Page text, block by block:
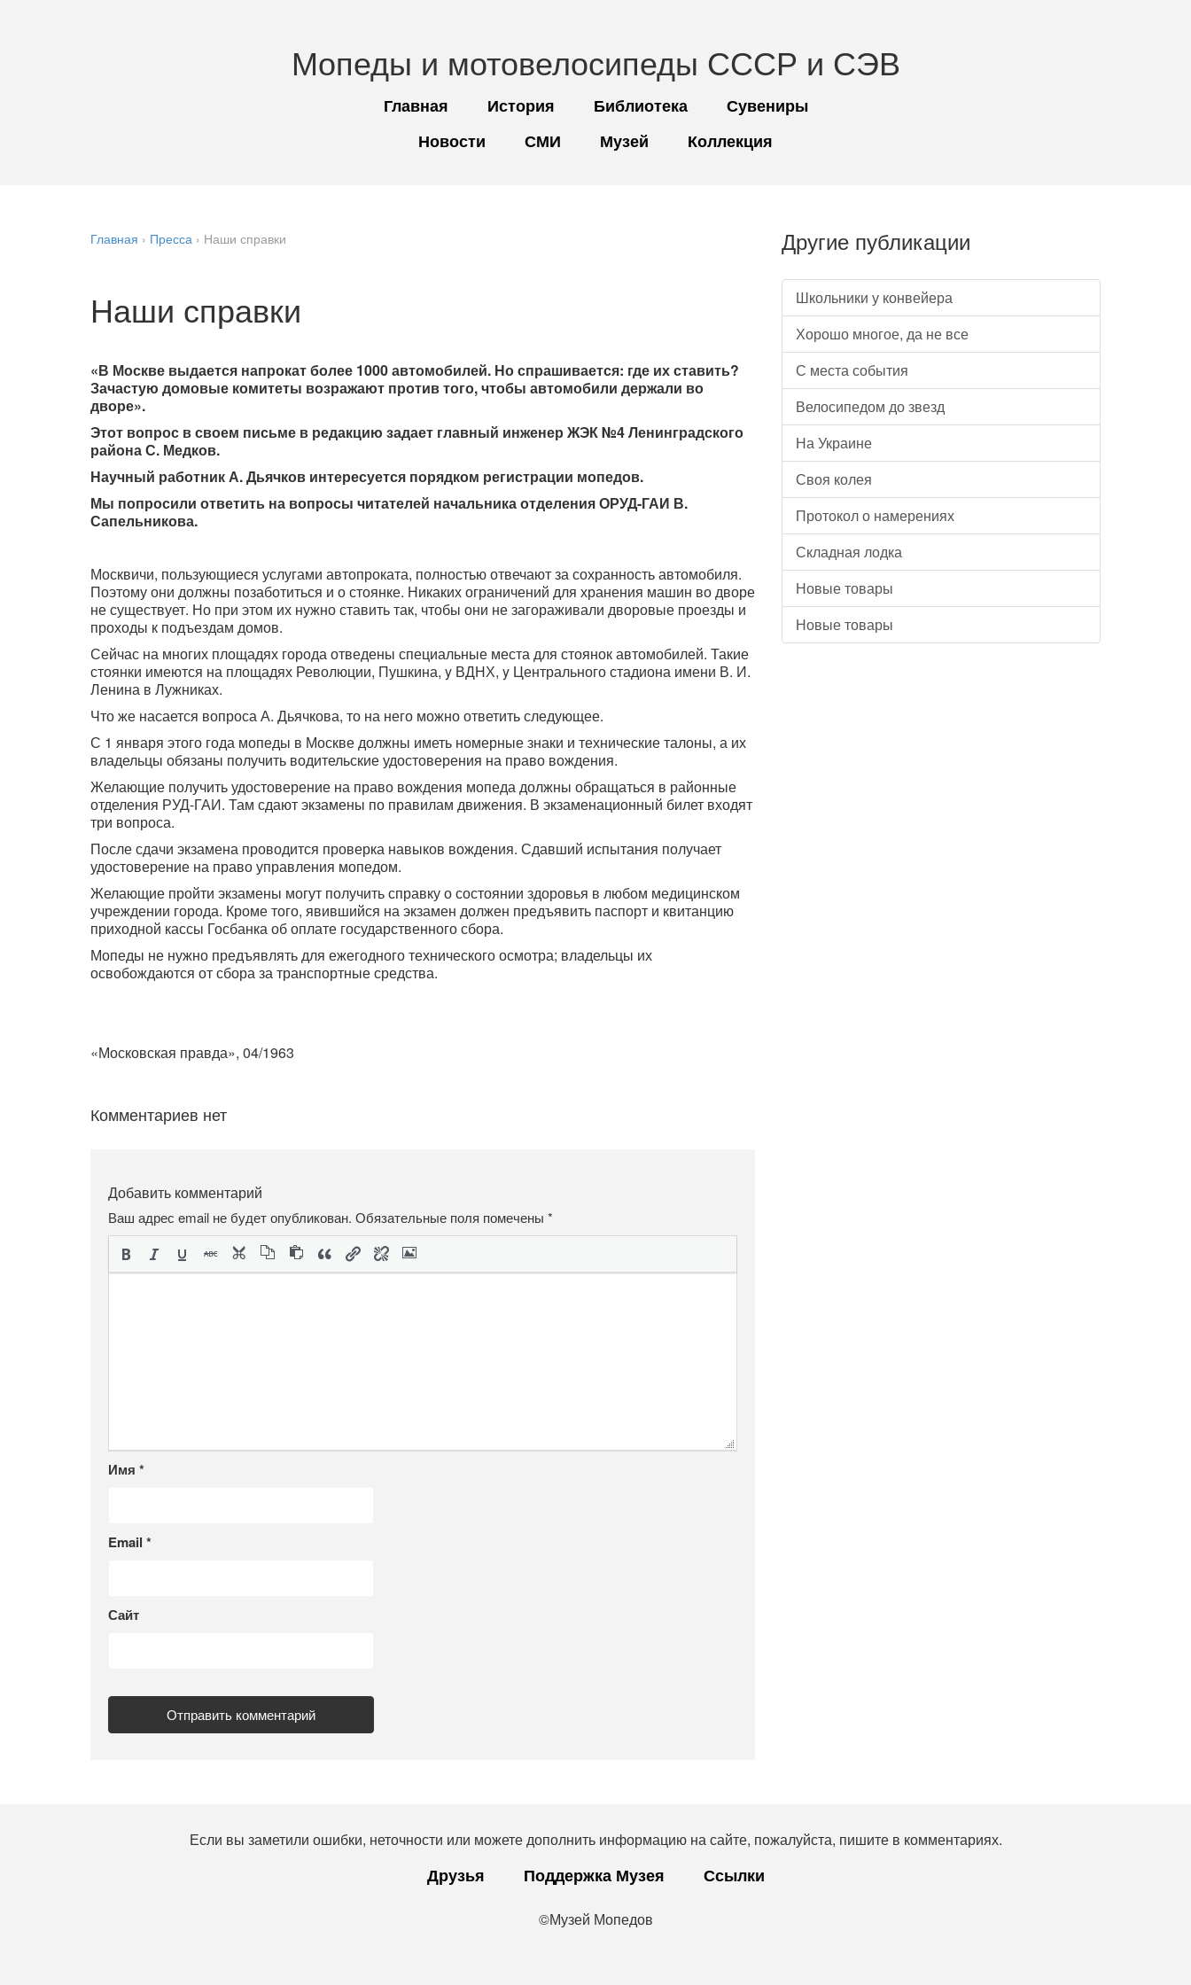
Мопеды и мотовелосипеды СССР и СЭВ
Главная История Библиотека
Сувениры
Новости
СМИ Музей Коллекция
Главная › Пресса › Наши справки
Наши справки
«В Москве выдается напрокат более 1000 автомобилей. Но спрашивается: где их ставить?
Зачастую домовые комитеты возражают против того, чтобы автомобили держали во
дворе».
Этот вопрос в своем письме в редакцию задает главный инженер ЖЭК №4 Ленинградского
района С. Медков.
Научный работник А. Дьячков интересуется порядком регистрации мопедов.
Мы попросили ответить на вопросы читателей начальника отделения ОРУД-ГАИ В.
Сапельникова.
Москвичи, пользующиеся услугами автопроката, полностью отвечают за сохранность автомобиля.
Поэтому они должны позаботиться и о стоянке. Никаких ограничений для хранения машин во дворе
не существует. Но при этом их нужно ставить так, чтобы они не загораживали дворовые проезды и
проходы к подъездам домов.
Сейчас на многих площадях города отведены специальные места для стоянок автомобилей. Такие
стоянки имеются на площадях Революции, Пушкина, y ВДНХ, y Центрального стадиона имени В. И.
Ленина в Лужниках.
Что же насается вопроса А. Дьячкова, то на него можно ответить следующее.
С 1 января этого года мопеды в Москве должны иметь номерные знаки и технические талоны, а их
владельцы обязаны получить водительские удостоверения на право вождения.
Желающие получить удостоверение на право вождения мопеда должны обращаться в районные
отделения РУД-ГАИ. Там сдают экзамены по правилам движения. В экзаменационный билет входят
три вопроса.
После сдачи экзамена проводится проверка навыков вождения. Сдавший испытания получает
удостоверение на право управления мопедом.
Желающие пройти экзамены могут получить справку о состоянии здоровья в любом медицинском
учреждении города. Кроме того, явившийся на экзамен должен предъявить паспорт и квитанцию
приходной кассы Госбанка об оплате государственного сбора.
Мопеды не нужно предъявлять для ежегодного технического осмотра; владельцы их
освобождаются от сбора за транспортные средства.
«Московская правда», 04/1963
Комментариев нет
Добавить комментарий
Ваш адрес email не будет опубликован. Обязательные поля помечены *
Имя *
Email *
Сайт
Другие публикации
Школьники у конвейера
Хорошо многое, да не все
С места события
Велосипедом до звезд
На Украине
Своя колея
Протокол о намерениях
Складная лодка
Новые товары
Новые товары
Если вы заметили ошибки, неточности или можете дополнить информацию на сайте, пожалуйста, пишите в комментариях.
Друзья Поддержка Музея Ссылки
©Музей Мопедов